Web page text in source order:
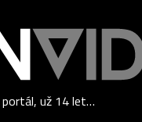
portál, už 14 let…